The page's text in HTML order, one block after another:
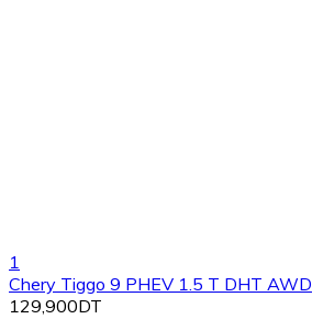
1
Chery Tiggo 9 PHEV 1.5 T DHT AWD
129,900DT